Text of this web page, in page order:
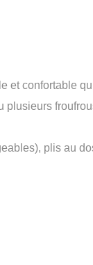
et confortable
plusieurs
plis au